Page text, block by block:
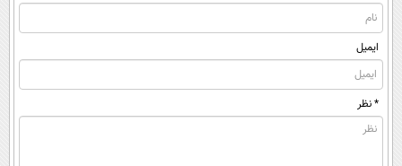
ایمیل
* نظر